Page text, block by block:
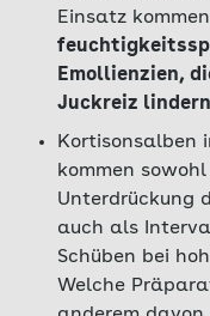
Einsatz
Emollienzien,
Juckreiz
Kortisonsalben
kommen
Unterdrückung
auch als
Schüben bei
Welche